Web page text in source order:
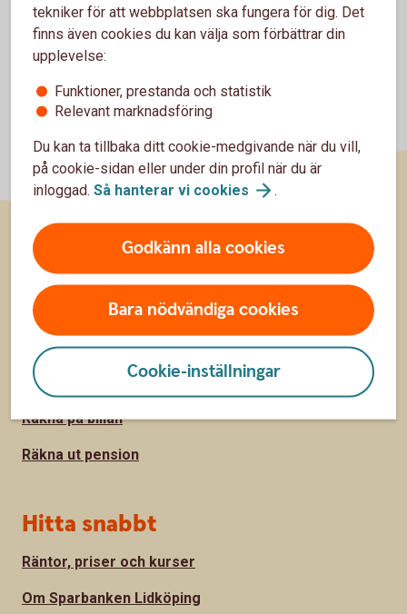
tekniker för att webbplatsen ska fungera för dig. Det
finns även cookies du kan välja som förbättrar din
upplevelse:
Funktioner, prestanda och statistik
Relevant marknadsföring
Du kan ta tillbaka ditt cookie-medgivande när du vill,
på cookie-sidan eller under din profil när du är
inloggad. Så hanterar vi cookies .
Godkänn alla cookies
Bara nödvändiga cookies
Cookie-inställningar
Sidfot
Räkna
Räkna på ränta-kalkylator
Sparkalkylator
Bolånekalkyl
Räkna på billån
Räkna ut pension
Hitta snabbt
Räntor, priser och kurser
Om Sparbanken Lidköping